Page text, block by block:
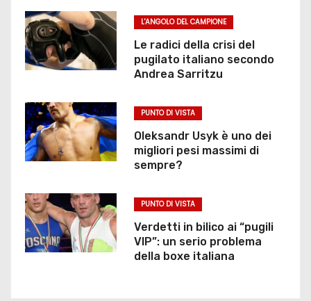
L'ANGOLO DEL CAMPIONE
Le radici della crisi del
pugilato italiano secondo
Andrea Sarritzu
PUNTO DI VISTA
Oleksandr Usyk è uno dei
migliori pesi massimi di
sempre?
PUNTO DI VISTA
Verdetti in bilico ai “pugili
VIP”: un serio problema
della boxe italiana